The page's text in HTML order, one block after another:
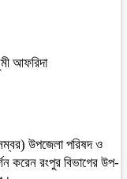
আফরিদা
উপজেলা পরিষদ ও
করেন রংপুর বিভাগের উপ-